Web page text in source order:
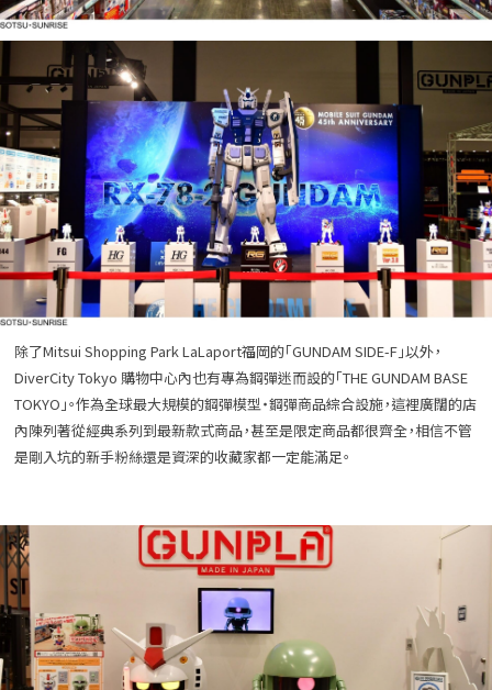
除了Mitsui Shopping Park LaLaport福岡的「GUNDAM SIDE-F」以外，
DiverCity Tokyo 購物中心內也有專為鋼彈迷而設的「THE GUNDAM BASE
TOKYO」。作為全球最大規模的鋼彈模型・鋼彈商品綜合設施，這裡廣闊的店
內陳列著從經典系列到最新款式商品，甚至是限定商品都很齊全，相信不管
是剛入坑的新手粉絲還是資深的收藏家都一定能滿足。